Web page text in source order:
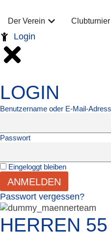
Der Verein Clubturnier
Login
LOGIN
Benutzername oder E-Mail-
Passwort
Eingeloggt bleiben
ANMELDEN
Passwort vergessen?
HERREN 55